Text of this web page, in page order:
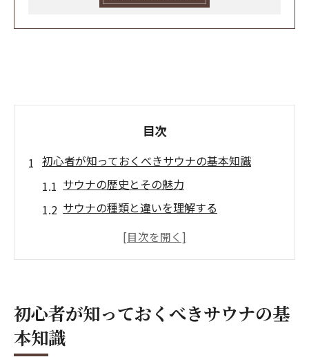
目次
初心者が知っておくべきサウナの基本知識
サウナの歴史とその魅力
サウナの種類と違いを理解する
サウナにおける基本的なマナー
サウナでの正しい水分補給の重要性
サウナデビュー前に押さえておきたいポイント
サウナに入る前の準備とは？
初心者が知っておくべきサウナの基
本知識